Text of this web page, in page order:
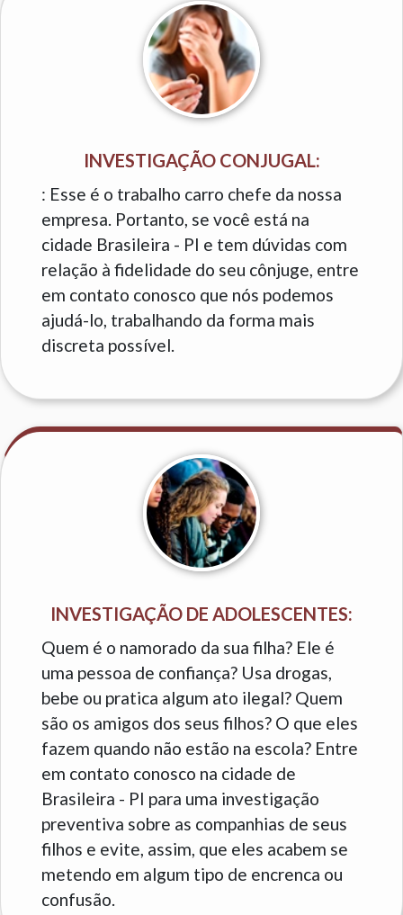
INVESTIGAÇÃO CONJUGAL:
: Esse é o trabalho carro chefe da nossa
empresa. Portanto, se você está na
cidade Brasileira - PI e tem dúvidas com
relação à fidelidade do seu cônjuge, entre
em contato conosco que nós podemos
ajudá-lo, trabalhando da forma mais
discreta possível.
INVESTIGAÇÃO DE ADOLESCENTES:
Quem é o namorado da sua filha? Ele é
uma pessoa de confiança? Usa drogas,
bebe ou pratica algum ato ilegal? Quem
são os amigos dos seus filhos? O que eles
fazem quando não estão na escola? Entre
em contato conosco na cidade de
Brasileira - PI para uma investigação
preventiva sobre as companhias de seus
filhos e evite, assim, que eles acabem se
metendo em algum tipo de encrenca ou
confusão.